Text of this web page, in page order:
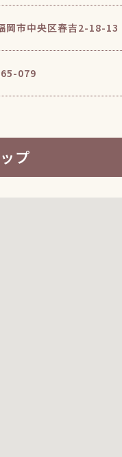
岡市中央区春吉2-18-13
079
プ